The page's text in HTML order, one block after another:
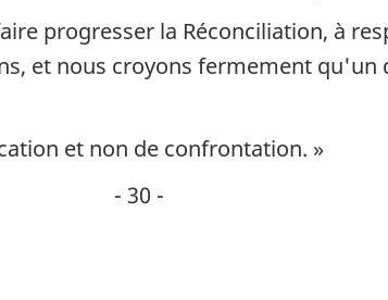
progresser la Réconciliation, à
et nous croyons fermement
et non de confrontation. »
- 30 -